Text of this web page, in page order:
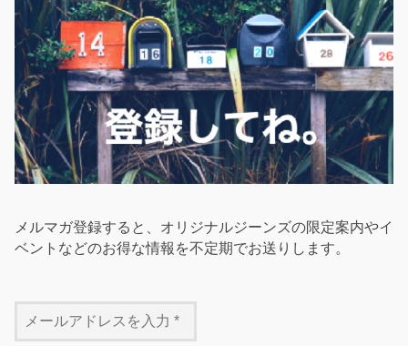
メルマガ登録すると、オリジナルジーンズの限定案内やイ
ベントなどのお得な情報を不定期でお送りします。